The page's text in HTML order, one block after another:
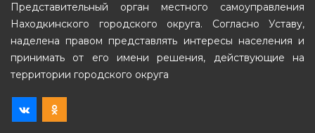
Представительный орган местного самоуправления
Находкинского городского округа. Согласно Уставу,
наделена правом представлять интересы населения и
принимать от его имени решения, действующие на
территории городского округа